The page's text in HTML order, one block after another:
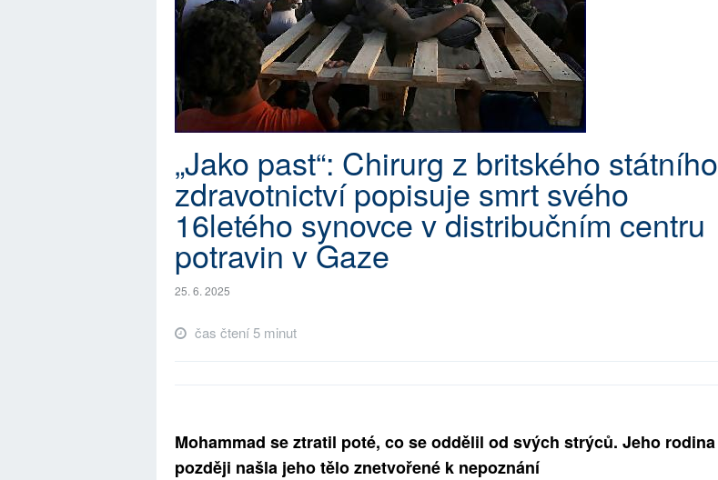
„Jako past“: Chirurg z britského státního
zdravotnictví popisuje smrt svého
16letého synovce v distribučním centru
potravin v Gaze
25. 6. 2025
čas čtení 5 minut
Mohammad se ztratil poté, co se oddělil od svých strýců. Jeho rodina
později našla jeho tělo znetvořené k nepoznání